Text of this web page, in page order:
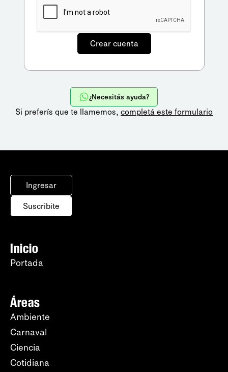
¿Necesitás ayuda?
Si preferís que te llamemos, completá este formulario
Ingresar
Suscribite
Inicio
Portada
Áreas
Ambiente
Carnaval
Ciencia
Cotidiana